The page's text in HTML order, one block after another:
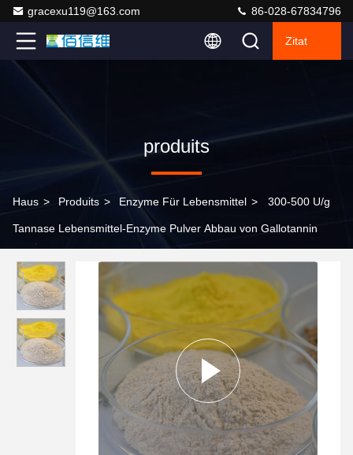
gracexu119@163.com 86-028-67834796
Zitat
produits
Haus > Produits > Enzyme Für Lebensmittel > 300-500 U/g
Tannase Lebensmittel-Enzyme Pulver Abbau von Gallotannin